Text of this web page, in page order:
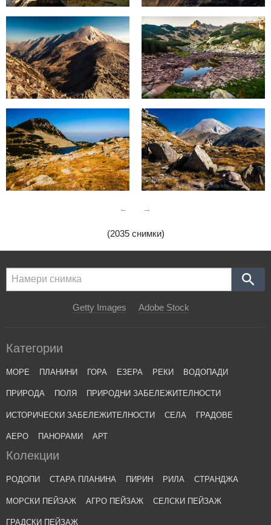
← →
(2035 снимки)
Getty Images Adobe Stock
Категории
МОРЕ ПЛАНИНИ ГОРА ЕЗЕРА РЕКИ ВОДОПАДИ
ПРИРОДА ПОЛЯ ПРИРОДНИ ЗАБЕЛЕЖИТЕЛНОСТИ
ИСТОРИЧЕСКИ ЗАБЕЛЕЖИТЕЛНОСТИ СЕЛА ГРАДОВЕ
АЕРО ПАНОРАМИ АРТ
Колекции
РОДОПИ СТАРА ПЛАНИНА ПИРИН РИЛА СТРАНДЖА
МОРСКИ ПЕЙЗАЖ АГРО ПЕЙЗАЖ СЕЛСКИ ПЕЙЗАЖ
ГРАДСКИ ПЕЙЗАЖ